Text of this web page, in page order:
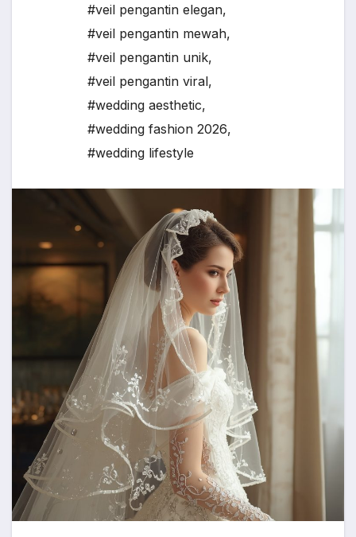
#veil pengantin elegan,
#veil pengantin mewah,
#veil pengantin unik,
#veil pengantin viral,
#wedding aesthetic,
#wedding fashion 2026,
#wedding lifestyle